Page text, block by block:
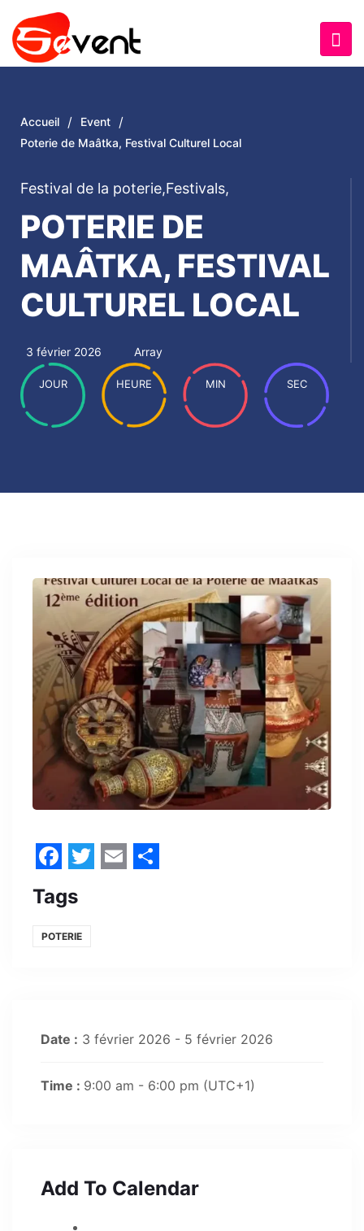
Accueil / Event /
Poterie de Maâtka, Festival Culturel Local
Festival de la poterie,Festivals,
POTERIE DE
MAÂTKA, FESTIVAL
CULTUREL LOCAL
3 février 2026 Array
JOUR HEURE MIN SEC
Facebook
Tags
POTERIE
Date : 3 février 2026 - 5 février 2026
Time : 9:00 am - 6:00 pm (UTC+1)
Add To Calendar